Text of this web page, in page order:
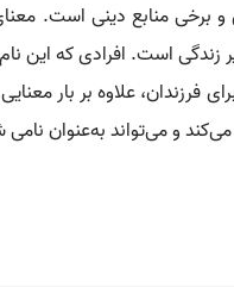
برخی منابع دینی است.
زندگی است. افرادی که این
علاوه بر بار
و می‌تواند به‌عنوان نامی